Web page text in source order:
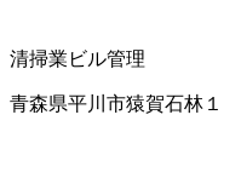
清掃業 ビル管理
青森県平川市猿賀石林１